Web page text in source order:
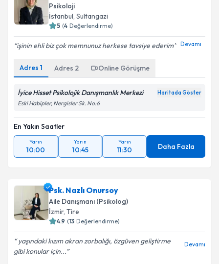
Psikoloji
İstanbul, Sultangazi
5 (4 Değerlendirme)
işinin ehli biz çok memnunuz herkese tavsiye ederim Devamı
Adres 1 Adres 2 Online Görüşme
İyice Hisset Psikolojik Danışmanlık Merkezi Haritada Göster
Eski Habipler, Nergisler Sk. No:6
En Yakın Saatler
Yarın
10:00
Yarın
10:45
Yarın
11:30 Daha Fazla
Psk. Nazlı Onursoy
Aile Danışmanı (Psikolog)
İzmir, Tire
4.9 (13 Değerlendirme)
yaşındaki kızım akran zorbalığı, özgüven geliştirme
gibi konular için...
Devamı